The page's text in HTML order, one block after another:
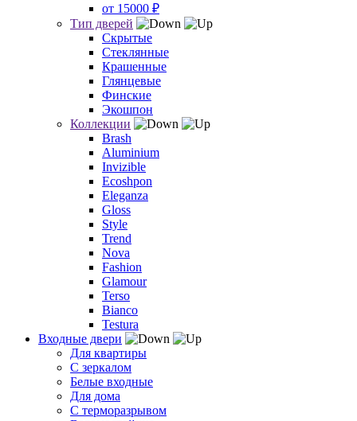
от 15000 ₽
Тип дверей
Скрытые
Стеклянные
Крашенные
Глянцевые
Финские
Экошпон
Коллекции
Brash
Aluminium
Invizible
Ecoshpon
Eleganza
Gloss
Style
Trend
Nova
Fashion
Glamour
Terso
Bianco
Testura
Входные двери
Для квартиры
С зеркалом
Белые входные
Для дома
С терморазрывом